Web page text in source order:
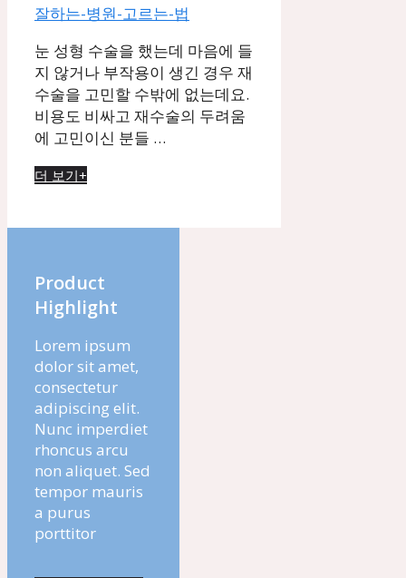
눈 성형 수술을 했는데 마음에 들
지 않거나 부작용이 생긴 경우 재
수술을 고민할 수밖에 없는데요.
비용도 비싸고 재수술의 두려움
에 고민이신 분들 …
더 보기+
Product
Highlight
Lorem ipsum
dolor sit amet,
consectetur
adipiscing elit.
Nunc imperdiet
rhoncus arcu
non aliquet. Sed
tempor mauris
a purus
porttitor